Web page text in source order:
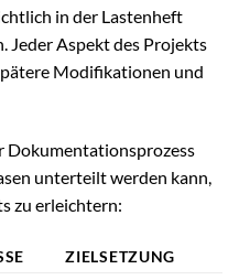
in der Lastenheft
Jeder Aspekt des Projekts
Modifikationen und
Dokumentationsprozess
unterteilt werden kann,
zu erleichtern:
ZIELSETZUNG